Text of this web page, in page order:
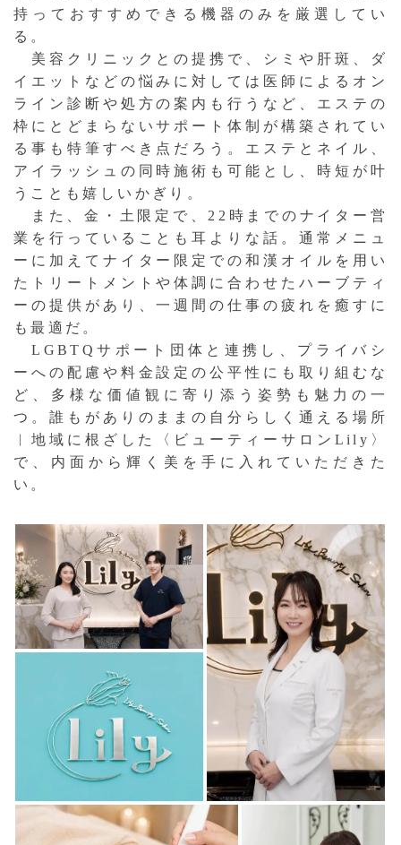
持っておすすめできる機器のみを厳選してい
る。
美容クリニックとの提携で、シミや肝斑、ダ
イエットなどの悩みに対しては医師によるオン
ライン診断や処方の案内も行うなど、エステの
枠にとどまらないサポート体制が構築されてい
る事も特筆すべき点だろう。エステとネイル、
アイラッシュの同時施術も可能とし、時短が叶
うことも嬉しいかぎり。
また、金・土限定で、22時までのナイター営
業を行っていることも耳よりな話。通常メニュ
ーに加えてナイター限定での和漢オイルを用い
たトリートメントや体調に合わせたハーブティ
ーの提供があり、一週間の仕事の疲れを癒すに
も最適だ。
LGBTQサポート団体と連携し、プライバシ
ーへの配慮や料金設定の公平性にも取り組むな
ど、多様な価値観に寄り添う姿勢も魅力の一
つ。誰もがありのままの自分らしく通える場所
︱地域に根ざした〈ビューティーサロンLily〉
で、内面から輝く美を手に入れていただきた
い。